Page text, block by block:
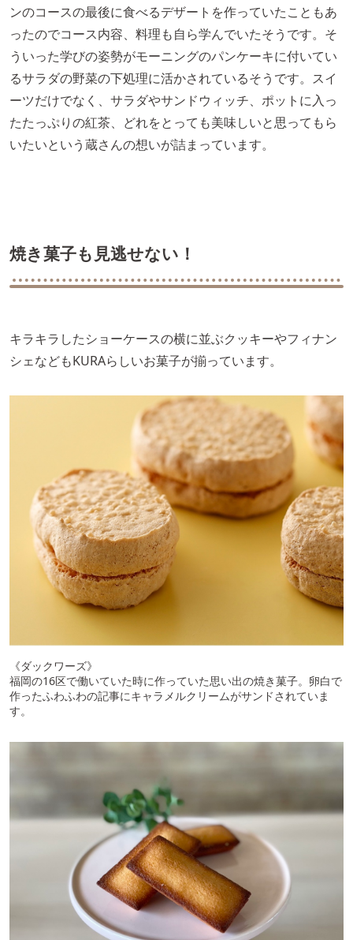
ンのコースの最後に食べるデザートを作っていたこともあ
ったのでコース内容、料理も自ら学んでいたそうです。そ
ういった学びの姿勢がモーニングのパンケーキに付いてい
るサラダの野菜の下処理に活かされているそうです。スイ
ーツだけでなく、サラダやサンドウィッチ、ポットに入っ
たたっぷりの紅茶、どれをとっても美味しいと思ってもら
いたいという蔵さんの想いが詰まっています。
焼き菓子も見逃せない！
キラキラしたショーケースの横に並ぶクッキーやフィナン
シェなどもKURAらしいお菓子が揃っています。
《ダックワーズ》
福岡の16区で働いていた時に作っていた思い出の焼き菓子。卵白で
作ったふわふわの記事にキャラメルクリームがサンドされていま
す。